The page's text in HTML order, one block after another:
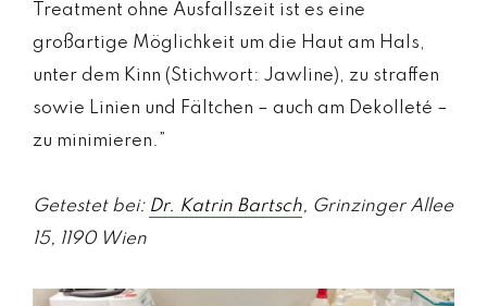
Treatment ohne Ausfallszeit ist es eine
großartige Möglichkeit um die Haut am Hals,
unter dem Kinn (Stichwort: Jawline), zu straffen
sowie Linien und Fältchen – auch am Dekolleté –
zu minimieren.”
Getestet bei: Dr. Katrin Bartsch, Grinzinger Allee
15, 1190 Wien